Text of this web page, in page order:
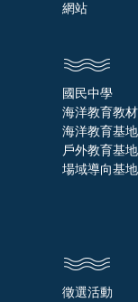
網站
國民中學
海洋教育教材
海洋教育基地
戶外教育基地
場域導向基地
徵選活動